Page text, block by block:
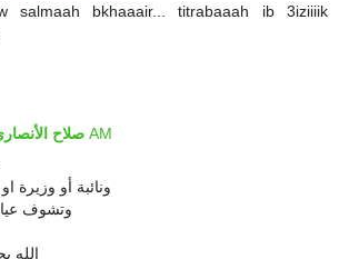
salmaah bkhaaair... titrabaaah ib 3iziiiik
صلاح 1/6/09 9:23 AM
ونائبة أو وزيرة
وتشوف
الله